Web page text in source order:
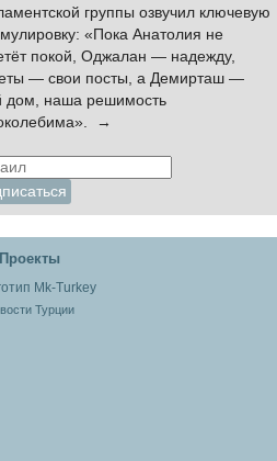
группы озвучил ключевую
«Пока Анатолия не
покой, Оджалан — надежду,
— свои посты, а Демирташ —
дом, наша решимость
→
Проекты
Турции